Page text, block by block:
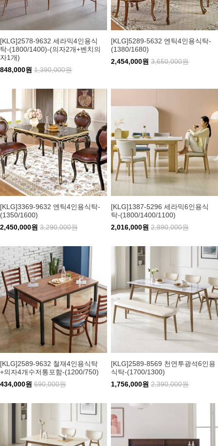
[KLG]2578-9632 세라믹4인용식
탁-(1800/1400)-(의자2개+벤치의
자1개)
848,000원 1,390,000원
[KLG]5289-5632 엔틱4인용식탁-
(1380/1680)
2,454,000원 3,650,000원
[KLG]3369-9632 엔틱4인용식탁-
(1350/1600)
2,450,000원 3,290,000원
[KLG]1387-5296 세라믹6인용식
탁-(1800/1400/1100)
2,016,000원 2,890,000원
[KLG]2589-9632 철재4인용식탁
+의자4개수저통포함-(1200/750)
434,000원 690,000원
[KLG]2589-8569 천연투광석6인용
식탁-(1700/1300)
1,756,000원 2,390,000원